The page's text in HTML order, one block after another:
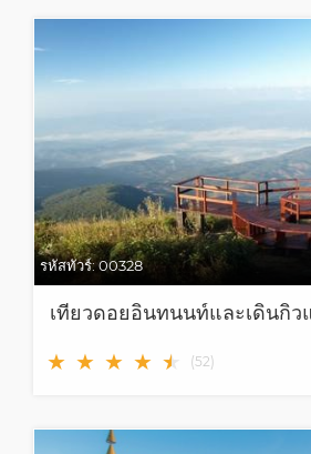
รหัสทัวร์:00328
เที่ยวดอยอินทนนท์และเดินกิ่ว
★ ★ ★ ★ ★
★ (52)